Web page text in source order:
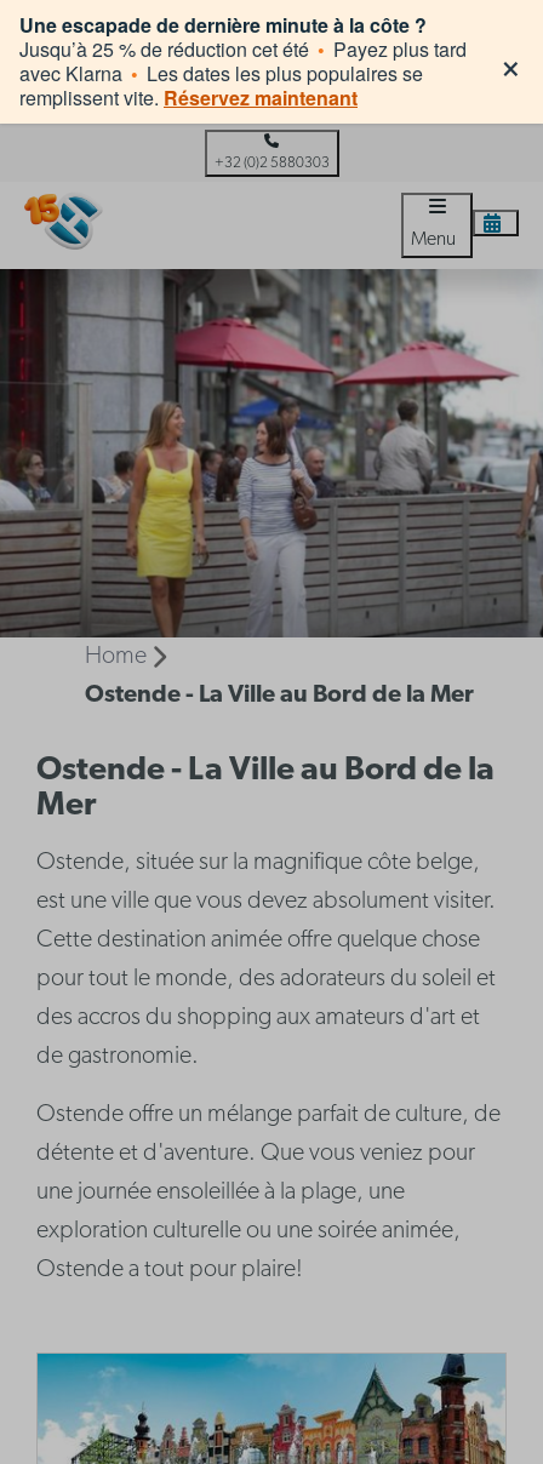
Une escapade de dernière minute à la côte ?
Jusqu’à 25 % de réduction cet été • Payez plus tard
avec Klarna • Les dates les plus populaires se
remplissent vite. Réservez maintenant
×
+32 (0)2 5880303
Menu
Home
Ostende - La Ville au Bord de la Mer
Ostende - La Ville au Bord de la
Mer
Ostende, située sur la magnifique côte belge,
est une ville que vous devez absolument visiter.
Cette destination animée offre quelque chose
pour tout le monde, des adorateurs du soleil et
des accros du shopping aux amateurs d'art et
de gastronomie.
Ostende offre un mélange parfait de culture, de
détente et d'aventure. Que vous veniez pour
une journée ensoleillée à la plage, une
exploration culturelle ou une soirée animée,
Ostende a tout pour plaire!